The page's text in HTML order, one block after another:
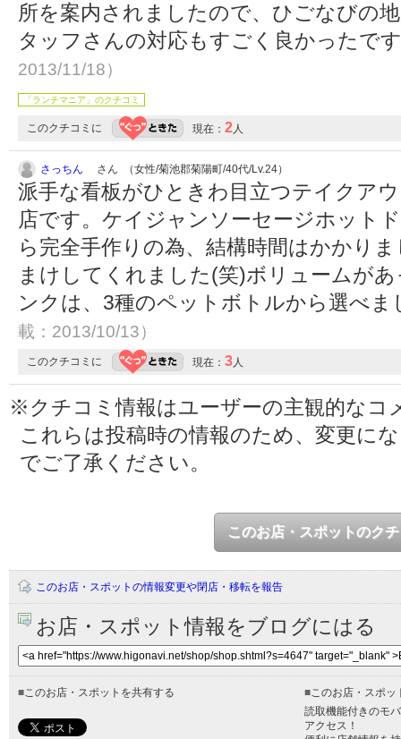
所を案内されましたので、ひごなびの
タッフさんの対応もすごく良かったで
2013/11/18）
「ランチマニア」のクチコミ
このクチコミに 現在： 2人
さっちん さん （女性/菊池郡菊陽町/40代/Lv.24）
派手な看板がひときわ目立つテイクア
店です。ケイジャンソーセージホット
ら完全手作りの為、結構時間はかかり
まけしてくれました(笑)ボリュームが
ンクは、3種のペットボトルから選べ
載：2013/10/13）
このクチコミに 現在： 3人
※クチコミ情報はユーザーの主観的なコ
これらは投稿時の情報のため、変更に
でご了承ください。
このお店・スポットのク
このお店・スポットの情報変更や閉店・移転を報告
お店・スポット情報をブログにはる
■このお店・スポットを共有する ■このお店・スポッ
読取機能付きのモ
アクセス！